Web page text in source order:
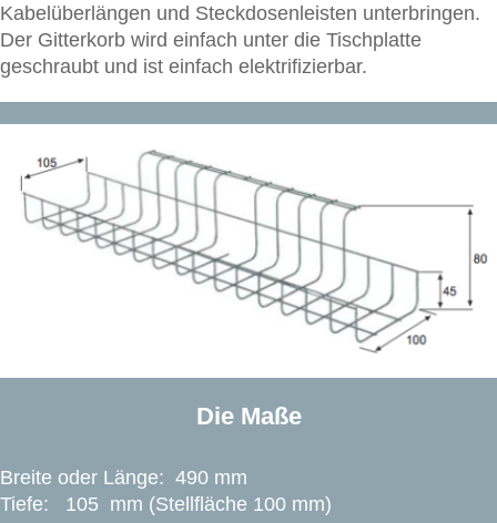
Kabelüberlängen und Steckdosenleisten unterbringen.
Der Gitterkorb wird einfach unter die Tischplatte
geschraubt und ist einfach elektrifizierbar.
Die Maße
Breite oder Länge: 490 mm
Tiefe: 105 mm (Stellfläche 100 mm)